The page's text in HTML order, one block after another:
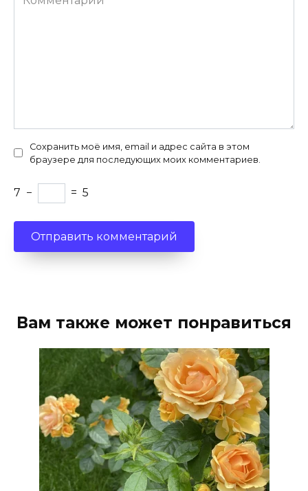
Сохранить моё имя, email и адрес сайта в этом
браузере для последующих моих комментариев.
7 − = 5
Вам также может понравиться